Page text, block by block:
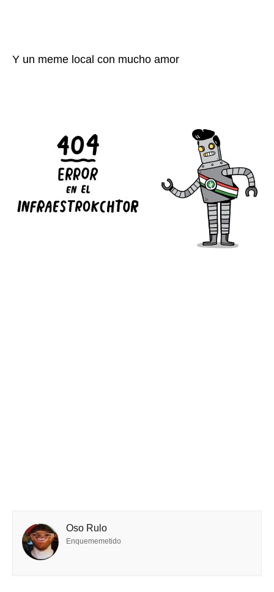
Y un meme local con mucho amor
Oso Rulo
Enquememetido